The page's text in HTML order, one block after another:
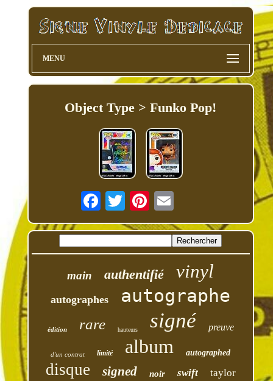
MENU
Object Type > Funko Pop!
main authentifié vinyl
autographes autographe
édition rare hauteurs signé preuve
d'un contrat limité album autographed
disque signed noir swift taylor